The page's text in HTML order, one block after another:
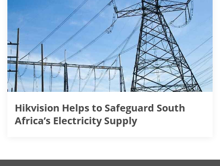
Hikvision Helps to Safeguard South
Africa’s Electricity Supply